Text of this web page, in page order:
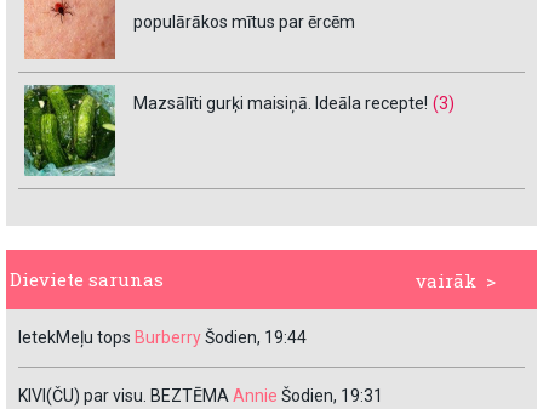
populārākos mītus par ērcēm
Mazsālīti gurķi maisiņā. Ideāla recepte! (3)
vairāk >
Dieviete sarunas
IetekMeļu tops BurberryŠodien, 19:44
KIVI(ČU) par visu. BEZTĒMA Annie Šodien, 19:31